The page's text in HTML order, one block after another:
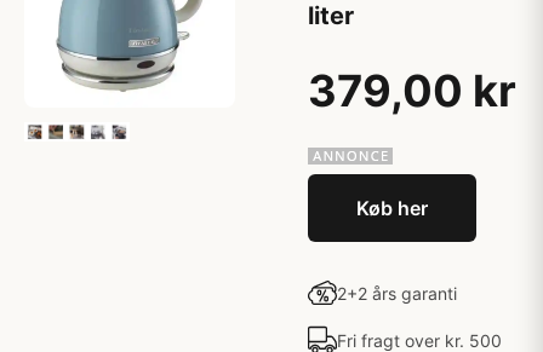
liter
379,00 kr
Køb her
2+2 års garanti
Fri fragt over kr. 500